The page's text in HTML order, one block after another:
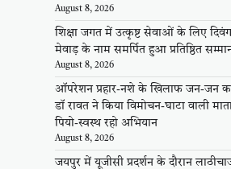
August 8, 2026
शिक्षा जगत में उत्कृष्ट सेवाओं के लिए
मेवाड़ के नाम समर्पित हुआ प्रतिष्ठित
August 8, 2026
ऑपरेशन प्रहार-नशे के खिलाफ जन-जन
डॉ रावत ने किया विमोचन-घाटा वाली
पियो-स्वस्थ रहो अभियान
August 8, 2026
जयपुर में यूजीसी प्रदर्शन के दौरान